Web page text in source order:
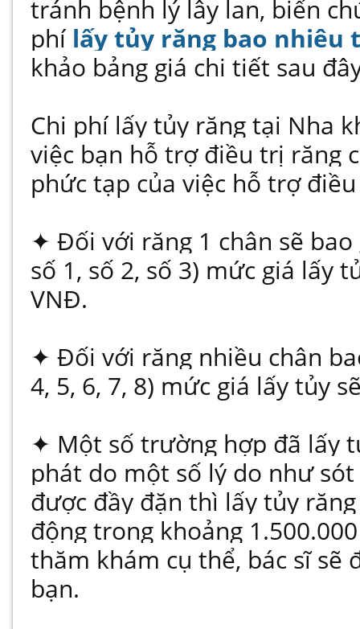
tránh bệnh lý lây lan, biến
phí lấy tủy răng bao nhiêu
khảo bảng giá chi tiết sau
Chi phí lấy tủy răng tại Nha
việc bạn hỗ trợ điều trị răng
phức tạp của việc hỗ trợ
✦ Đối với răng 1 chân sẽ
số 1, số 2, số 3) mức giá lấy
VNĐ.
✦ Đối với răng nhiều chân
4, 5, 6, 7, 8) mức giá lấy tủy
✦ Một số trường hợp đã lấy
phát do một số lý do như
được đầy đặn thì lấy tủy
động trong khoảng
thăm khám cụ thể, bác sĩ sẽ
bạn.